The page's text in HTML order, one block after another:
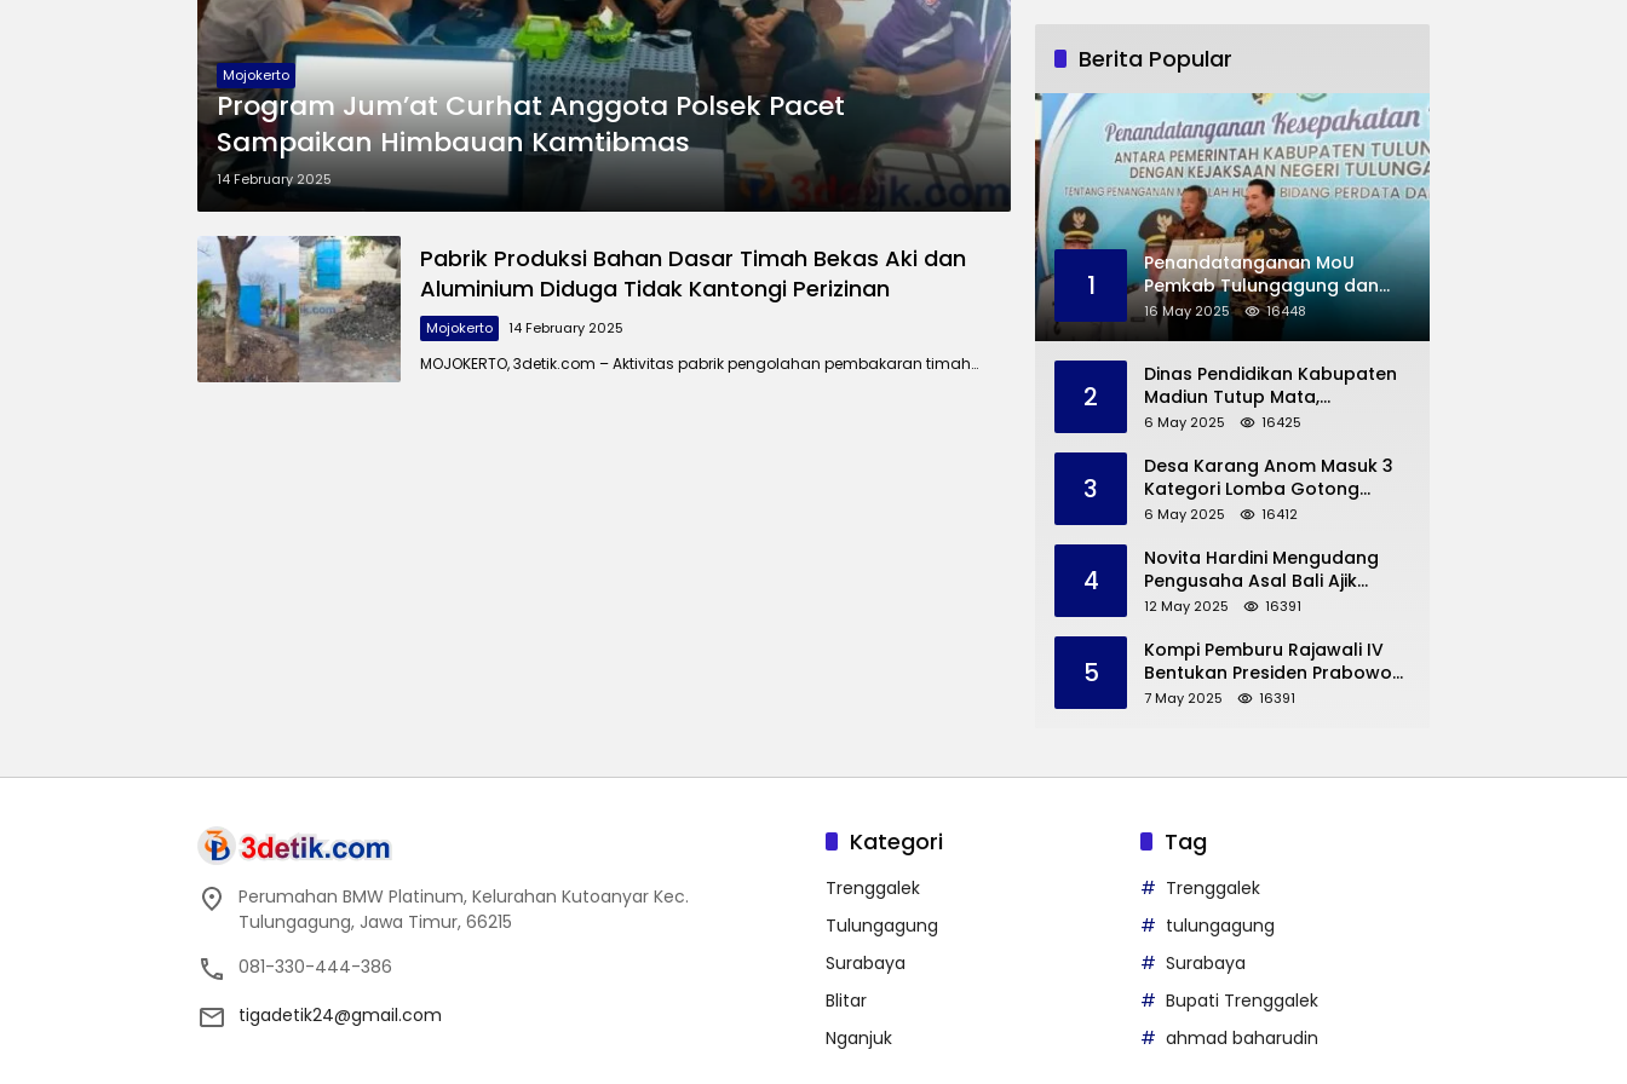
Mojokerto
Program Jum’at Curhat Anggota Polsek Pacet
Sampaikan Himbauan Kamtibmas
14 February 2025
Pabrik Produksi Bahan Dasar Timah Bekas Aki dan
Aluminium Diduga Tidak Kantongi Perizinan
Mojokerto 14 February 2025
MOJOKERTO, 3detik.com – Aktivitas pabrik pengolahan pembakaran timah…
Berita Popular
1
Penandatanganan MoU
Pemkab Tulungagung dan
Kejaksaan Negeri
16 May 2025 16448
2
Dinas Pendidikan Kabupaten
Madiun Tutup Mata,
Bangunan SD Roboh Kades
Dana Pribadi
6 May 2025 16425
3
Desa Karang Anom Masuk 3
Kategori Lomba Gotong
Royong Provinsi Jatim, Ini
Trenggalek
6 May 2025 16412
4
Novita Hardini Mengudang
Pengusaha Asal Bali Ajik
Krisna, Berbagi Ilmu
dan UMKM Trenggalek
12 May 2025 16391
5
Kompi Pemburu Rajawali IV
Bentukan Presiden Prabowo
Reuni
7 May 2025 16391
Perumahan BMW Platinum, Kelurahan Kutoanyar Kec.
Tulungagung, Jawa Timur, 66215
081-330-444-386
tigadetik24@gmail.com
Kategori
Trenggalek
Tulungagung
Surabaya
Blitar
Nganjuk
Tag
Trenggalek
tulungagung
Surabaya
Bupati Trenggalek
ahmad baharudin